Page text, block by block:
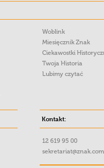
Woblink
Miesięcznik Znak
Ciekawostki
Twoja Historia
Lubimy czytać
Kontakt:
12 619 95 00